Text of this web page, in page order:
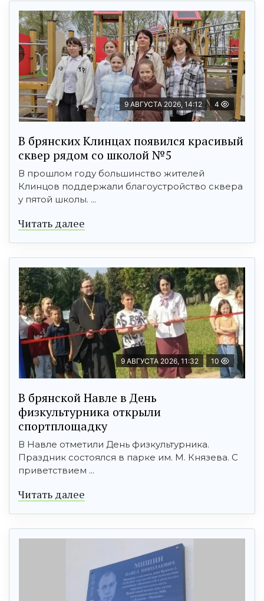
9 АВГУСТА 2026, 14:12 4
В брянских Клинцах появился красивый
сквер рядом со школой №5
В прошлом году большинство жителей
Клинцов поддержали благоустройство сквера
у пятой школы. ...
Читать далее
9 АВГУСТА 2026, 11:32 10
В брянской Навле в День
физкультурника открыли
спортплощадку
В Навле отметили День физкультурника.
Праздник состоялся в парке им. М. Князева. С
приветствием ...
Читать далее